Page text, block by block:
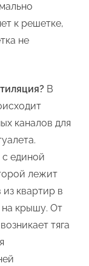
к решетке,
не
В
каналов для
с единой
лежит
квартир в
крышу. От
тяга